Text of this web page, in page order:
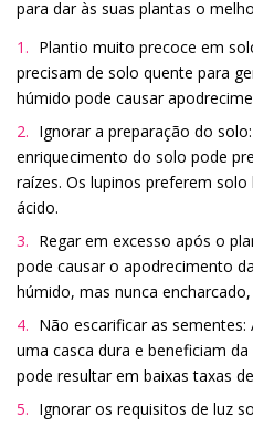
para dar às suas plantas o
Plantio muito precoce em
precisam de solo quente para
húmido pode causar
Ignorar a preparação do
enriquecimento do solo pode
raízes. Os lupinos preferem
ácido.
Regar em excesso após o
pode causar o apodrecimento
húmido, mas nunca
Não escarificar as
uma casca dura e beneficiam
pode resultar em baixas taxas
Ignorar os requisitos de luz